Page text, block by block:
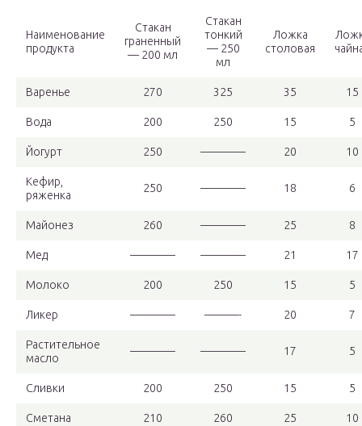
Наименование
продукта
Стакан
граненный
— 200 мл
Стакан
тонкий
— 250
мл
Ложка
столовая
Варенье 270 325 35 15
Вода 200 250 15 5
Йогурт 250 ———— 20 10
Кефир,
ряженка
250 ———— 18 6
Майонез 260 ———— 25 8
Мед ———— ———— 21 17
Молоко 200 250 15 5
Ликер ———— ———- 20 7
Растительное
масло
———— ———— 17 5
Сливки 200 250 15 5
Сметана 210 260 25 10